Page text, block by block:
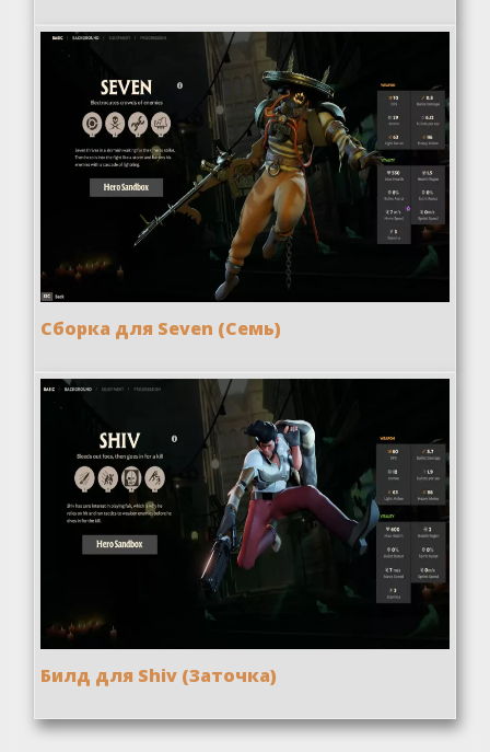
Сборка для Seven (Семь)
Билд для Shiv (Заточка)